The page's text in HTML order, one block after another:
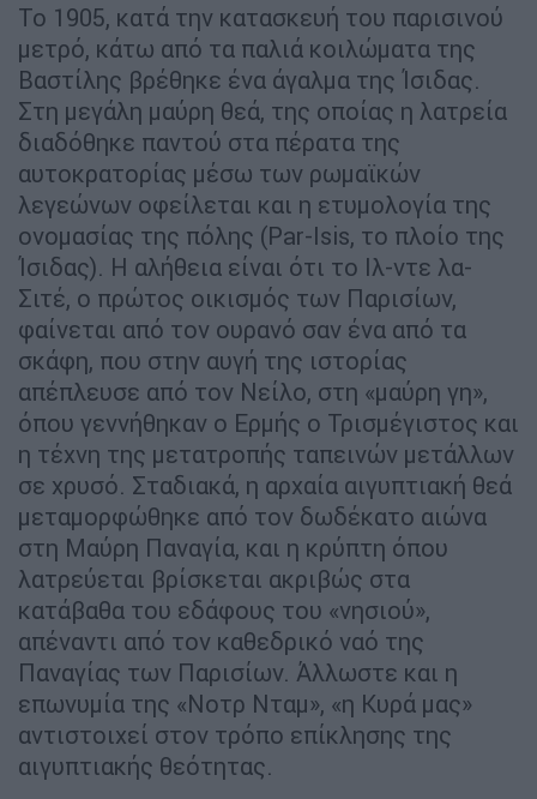
Το 1905, κατά την κατασκευή του παρισινού
μετρό, κάτω από τα παλιά κοιλώματα της
Βαστίλης βρέθηκε ένα άγαλμα της Ίσιδας.
Στη μεγάλη μαύρη θεά, της οποίας η λατρεία
διαδόθηκε παντού στα πέρατα της
αυτοκρατορίας μέσω των ρωμαϊκών
λεγεώνων οφείλεται και η ετυμολογία της
ονομασίας της πόλης (Par-Isis, το πλοίο της
Ίσιδας). Η αλήθεια είναι ότι το Ιλ-ντε λα-
Σιτέ, ο πρώτος οικισμός των Παρισίων,
φαίνεται από τον ουρανό σαν ένα από τα
σκάφη, που στην αυγή της ιστορίας
απέπλευσε από τον Νείλο, στη «μαύρη γη»,
όπου γεννήθηκαν ο Ερμής ο Τρισμέγιστος και
η τέχνη της μετατροπής ταπεινών μετάλλων
σε χρυσό. Σταδιακά, η αρχαία αιγυπτιακή θεά
μεταμορφώθηκε από τον δωδέκατο αιώνα
στη Μαύρη Παναγία, και η κρύπτη όπου
λατρεύεται βρίσκεται ακριβώς στα
κατάβαθα του εδάφους του «νησιού»,
απέναντι από τον καθεδρικό ναό της
Παναγίας των Παρισίων. Άλλωστε και η
επωνυμία της «Νοτρ Νταμ», «η Κυρά μας»
αντιστοιχεί στον τρόπο επίκλησης της
αιγυπτιακής θεότητας.